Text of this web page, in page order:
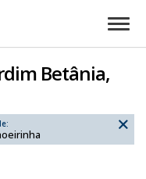
Betânia,
Cachoeirinha